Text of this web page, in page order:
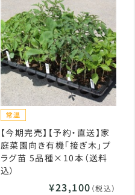
【今期完売】【予約・直送】家
庭菜園向き有機「接ぎ木」プ
ラグ苗 5品種×10本（送料
込）
¥23,100 （税込）